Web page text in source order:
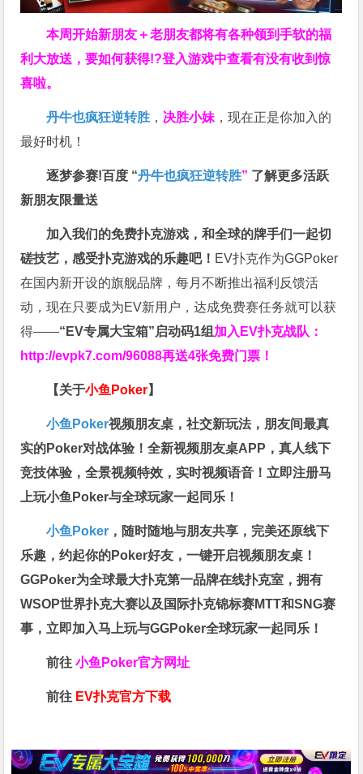
本周开始新朋友＋老朋友都将有各种领到手软的福
利大放送，要如何获得!?登入游戏中查看有没有收到惊
喜啦。
丹牛也疯狂逆转胜 ， 决胜小妹 ，现在正是你加入的
最好时机！
逐梦参赛!百度 “丹牛也疯狂逆转胜” 了解更多活跃
新朋友限量送
加入我们的免费扑克游戏，和全球的牌手们一起切
磋技艺，感受扑克游戏的乐趣吧！ EV扑克作为GGPoker
在国内新开设的旗舰品牌，每月不断推出福利反馈活
动，现在只要成为EV新用户，达成免费赛任务就可以获
得——“EV专属大宝箱”启动码1组 加入EV扑克战队：
http://evpk7.com/96088再送4张免费门票！
【关于小鱼Poker】
小鱼Poker视频朋友桌，社交新玩法，朋友间最真
实的Poker对战体验！全新视频朋友桌APP，真人线下
竞技体验，全景视频特效，实时视频语音！立即注册马
上玩小鱼Poker与全球玩家一起同乐！
小鱼Poker ，随时随地与朋友共享，完美还原线下
乐趣，约起你的Poker好友，一键开启视频朋友桌！
GGPoker为全球最大扑克第一品牌在线扑克室，拥有
WSOP世界扑克大赛以及国际扑克锦标赛MTT和SNG赛
事，立即加入马上玩与GGPoker全球玩家一起同乐！
前往小鱼Poker官方网址
前往 EV扑克官方下载